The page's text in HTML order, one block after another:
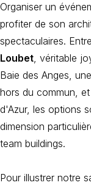
Organiser un
profiter de son
spectaculaires.
Loubet, véritable
Baie des Anges,
hors du commun,
d'Azur, les options
dimension
team buildings.
Pour illustrer notre